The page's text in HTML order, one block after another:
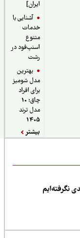
آشنایی با
خدمات
اسنپ‌فود در
بهترین
مدل شومیز
برای افراد
چاق؛ 10
مدل ترند